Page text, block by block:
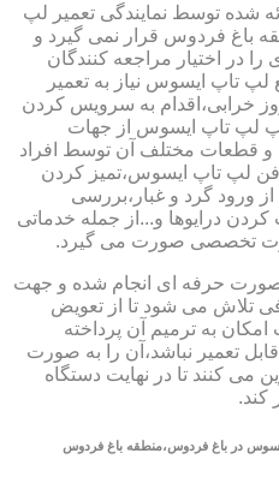
شده توسط نمایندگی تعمیر لپ
باغ فردوس قرار نمی گیرد و
در اختیار مراجعه کنندگان
تاپ ایسوس نیاز به تعمیر
خرابی،اقدام به سرویس کردن
لپ تاپ ایسوس از جهات
و قطعات مختلف آن توسط افراد
لپ تاپ ایسوس،تمیز کردن
ورود گرد و غبار،بررسی
درایوها و...از جمله خدماتی
تخصصی صورت می گیرد.
حرفه ای انجام شده و جهت
تلاش می شود تا از تعویض
به ترمیم آن پرداخته
تعمیر نباشد،آن را به صورت
می کنند تا در نهایت دستگاه
کند.
ایسوس در باغ فردوس،منطقه باغ فردوس